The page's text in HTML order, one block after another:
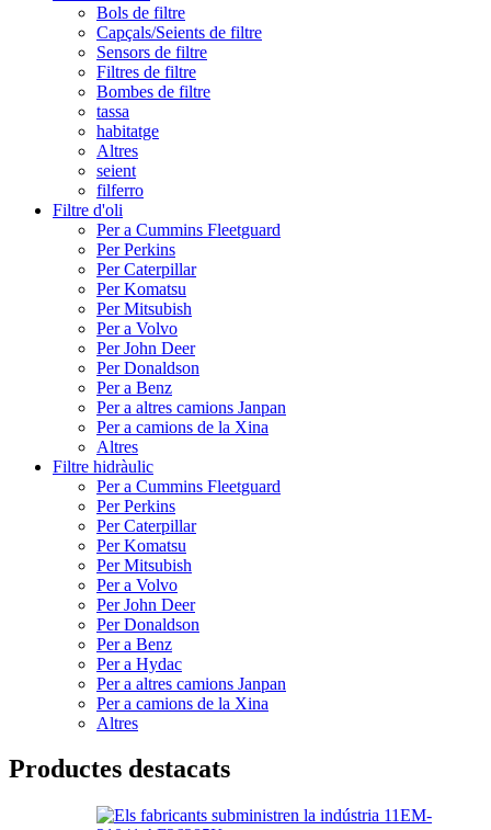
Bols de filtre
Capçals/Seients de filtre
Sensors de filtre
Filtres de filtre
Bombes de filtre
tassa
habitatge
Altres
seient
filferro
Filtre d'oli
Per a Cummins Fleetguard
Per Perkins
Per Caterpillar
Per Komatsu
Per Mitsubish
Per a Volvo
Per John Deer
Per Donaldson
Per a Benz
Per a altres camions Janpan
Per a camions de la Xina
Altres
Filtre hidràulic
Per a Cummins Fleetguard
Per Perkins
Per Caterpillar
Per Komatsu
Per Mitsubish
Per a Volvo
Per John Deer
Per Donaldson
Per a Benz
Per a Hydac
Per a altres camions Janpan
Per a camions de la Xina
Altres
Productes destacats